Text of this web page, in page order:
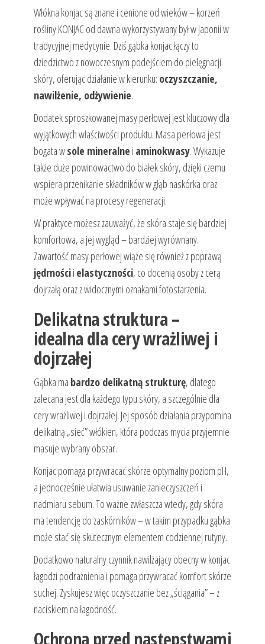
Włókna konjac są znane i cenione od wieków – korzeń
rośliny KONJAC od dawna wykorzystywany był w Japonii w
tradycyjnej medycynie. Dziś gąbka konjac łączy to
dziedzictwo z nowoczesnym podejściem do pielęgnacji
skóry, oferując działanie w kierunku: oczyszczanie,
nawilżenie, odżywienie.
Dodatek sproszkowanej masy perłowej jest kluczowy dla
wyjątkowych właściwości produktu. Masa perłowa jest
bogata wsole mineralne i aminokwasy. Wykazuje
także duże powinowactwo do białek skóry, dzięki czemu
wspiera przenikanie składników w głąb naskórka oraz
może wpływać na procesy regeneracji.
W praktyce możesz zauważyć, że skóra staje się bardziej
komfortowa, a jej wygląd – bardziej wyrównany.
Zawartość masy perłowej wiąże się również z poprawą
jędrnościi elastyczności, co docenią osoby z cerą
dojrzałą oraz z widocznymi oznakami fotostarzenia.
Delikatna struktura –
idealna dla cery wrażliwej i
dojrzałej
Gąbka ma bardzo delikatną strukturę, dlatego
zalecana jest dla każdego typu skóry, a szczególnie dla
cery wrażliwej i dojrzałej. Jej sposób działania przypomina
delikatną „sieć” włókien, która podczas mycia przyjemnie
masuje wybrany obszar.
Konjac pomaga przywracać skórze optymalny poziom pH,
a jednocześnie ułatwia usuwanie zanieczyszczeń i
nadmiaru sebum. To ważne zwłaszcza wtedy, gdy skóra
ma tendencję do zaskórników – w takim przypadku gąbka
może stać się skutecznym elementem codziennej rutyny.
Dodatkowo naturalny czynnik nawilżający obecny w konjac
łagodzi podrażnienia i pomaga przywracać komfort skórze
suchej. Zyskujesz więc oczyszczanie bez „ściągania” – z
naciskiem na łagodność.
Ochrona przed następstwami